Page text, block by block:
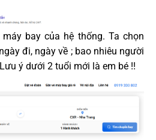
bay của hệ thống. Ta chọn
đi, ngày về ; bao nhiêu người
ý dưới 2 tuổi mới là em bé !!